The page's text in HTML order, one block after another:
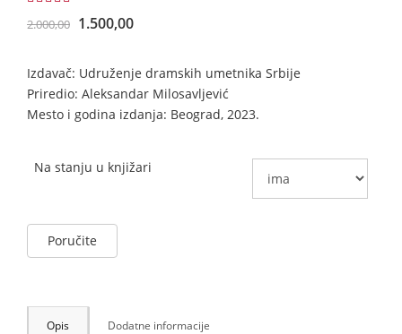
2.000,00 1.500,00
Izdavač: Udruženje dramskih umetnika Srbije
Priredio: Aleksandar Milosavljević
Mesto i godina izdanja: Beograd, 2023.
Na stanju u knjižari
Poručite
Opis Dodatne informacije